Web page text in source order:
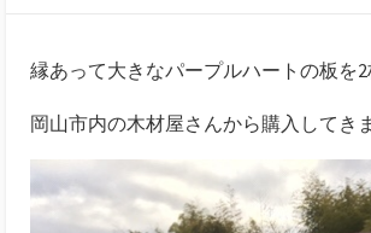
縁あって大きなパープルハートの板を2
岡山市内の木材屋さんから購入してき